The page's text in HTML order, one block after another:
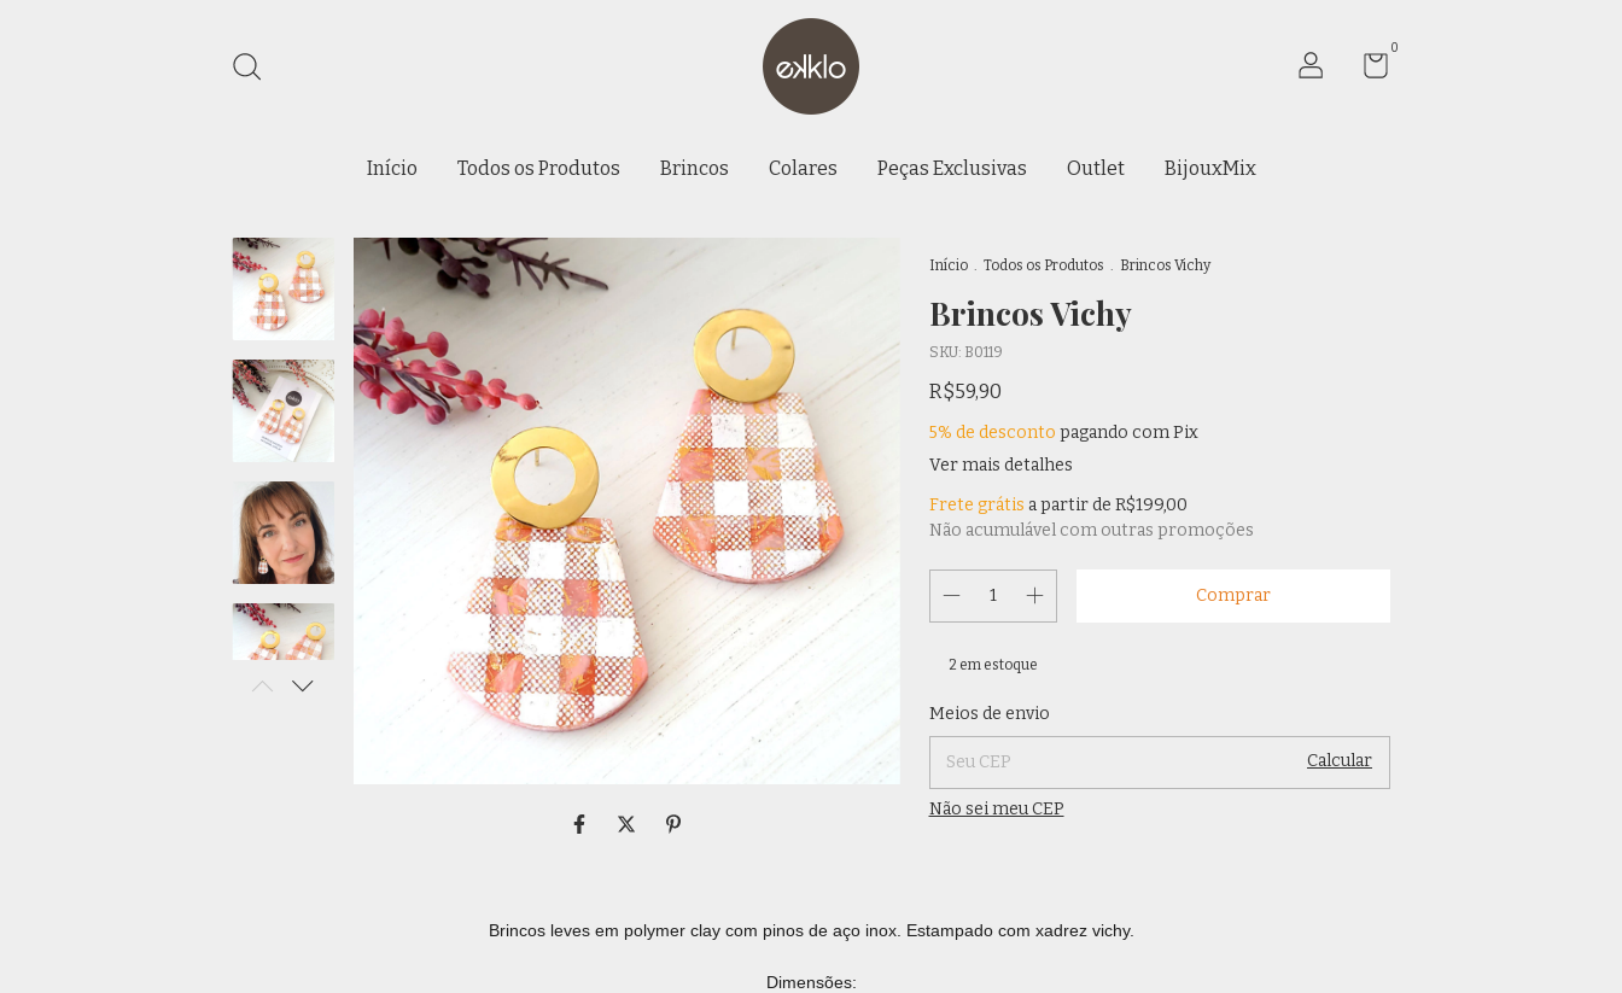
0
Início Todos os Produtos Brincos Colares Peças Exclusivas Outlet BijouxMix
Início . Todos os Produtos . Brincos Vichy
Brincos Vichy
SKU: B0119
R$59,90
5% de desconto pagando com Pix
Ver mais detalhes
Frete grátis a partir de R$199,00
Não acumulável com outras promoções
2 em estoque
Entregas para o CEP:
Meios de envio
Calcular
Não sei meu CEP
Brincos leves em polymer clay com pinos de aço inox. Estampado com xadrez vichy.
Dimensões: